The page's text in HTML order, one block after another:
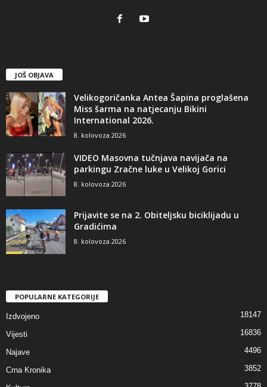
JOŠ OBJAVA
Velikogoričanka Antea Šapina proglašena
Miss šarma na natjecanju Bikini
International 2026.
8. kolovoza 2026
VIDEO Masovna tučnjava navijača na
parkingu Zračne luke u Velikoj Gorici
8. kolovoza 2026
Prijavite se na 2. Obiteljsku biciklijadu u
Gradićima
8. kolovoza 2026
POPULARNE KATEGORIJE
Izdvojeno 18147
Vijesti 16836
Najave 4496
Crna Kronika 3852